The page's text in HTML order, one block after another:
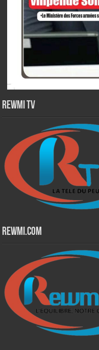
Rewmi TV
Rewmi.Com